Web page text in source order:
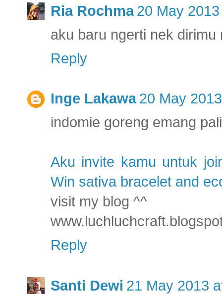
Ria Rochma 20 May
aku baru ngerti nek dirimu
Reply
Inge Lakawa 20 May
indomie goreng emang
Aku invite kamu untuk
Win sativa bracelet and
visit my blog ^^
Reply
Santi Dewi 21 May 2013